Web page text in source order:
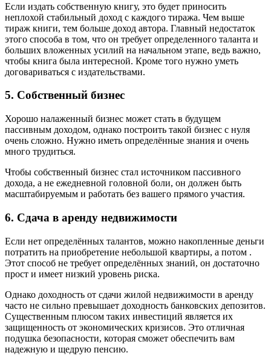
Если издать собственную книгу, это будет приносить
неплохой стабильный доход с каждого тиража. Чем выше
тираж книги, тем больше доход автора. Главный недостаток
этого способа в том, что он требует определенного таланта и
больших вложенных усилий на начальном этапе, ведь важно,
чтобы книга была интересной. Кроме того нужно уметь
договариваться с издательствами.
5. Собственный бизнес
Хорошо налаженный бизнес может стать в будущем
пассивным доходом, однако построить такой бизнес с нуля
очень сложно. Нужно иметь определённые знания и очень
много трудиться.
Чтобы собственный бизнес стал источником пассивного
дохода, а не ежедневной головной боли, он должен быть
масштабируемым и работать без вашего прямого участия.
6. Сдача в аренду недвижимости
Если нет определённых талантов, можно накопленные деньги
потратить на приобретение небольшой квартиры, а потом .
Этот способ не требует определённых знаний, он достаточно
прост и имеет низкий уровень риска.
Однако доходность от сдачи жилой недвижимости в аренду
часто не сильно превышает доходность банковских депозитов.
Существенным плюсом таких инвестиций является их
защищенность от экономических кризисов. Это отличная
подушка безопасности, которая сможет обеспечить вам
надежную и щедрую пенсию.